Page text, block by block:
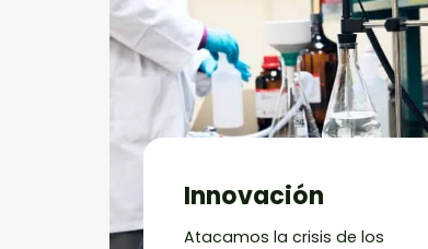
Innovación
Atacamos la crisis de los